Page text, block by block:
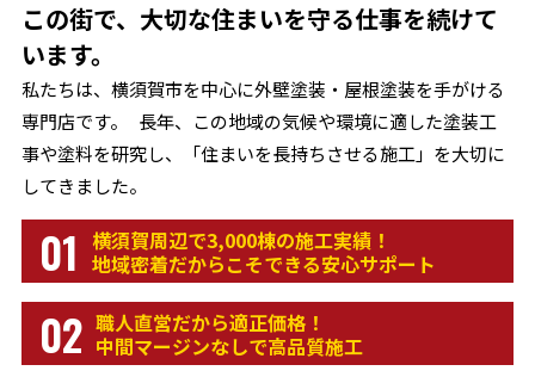
この街で、大切な住まいを守る仕事を続けて
います。
私たちは、横須賀市を中心に外壁塗装・屋根塗装を手がける
専門店です。 長年、この地域の気候や環境に適した塗装工
事や塗料を研究し、「住まいを長持ちさせる施工」を大切に
してきました。
01 横須賀周辺で3,000棟の施工実績！
地域密着だからこそできる安心サポート
02 職人直営だから適正価格！
中間マージンなしで高品質施工